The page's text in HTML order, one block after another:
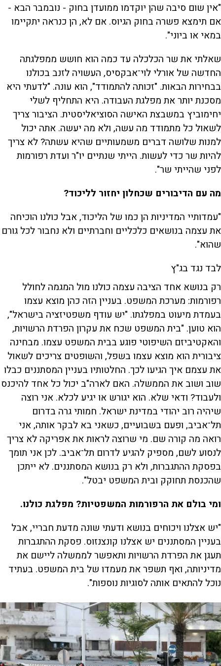
"אין שום סיבה שהן יוקדמו ממועדן בחוק - נובמבר הבא -
אם תימצא פשרה בחוק הגיוס. אם לא, הן כנראה יתקיימו
במאי או ביוני".
שאלתי את שר הכלכלה עד כמה הוא חושש ממפלגתה
החדשה של אורלי לוי־אבקסיס, העשויה לזנב בכולנו
בבחירות הבאות. "זכותה להתמודד", הוא עונה. "לדעתי היא
מסכנת יותר את מפלגת העבודה. היא התחליף לשלי
יחימוביץ במשבצת האישה הסוציאליסטית. הציבור צריך
לשאול כל מתמודד מה עשה, ולא מה יעשה. אתה יכול
למנות שלושה דברים משמעותיים שהיא עשתה? לא צריך
להיות שר כדי לעשות. הייתי שנתיים יו"ר ועדת רפורמות
לפני שהייתי שר".
מה עם הדיבורים שכחלון יחזור לליכוד?
"עמדותיי המדיניות הן כמו של הליכוד, אבל כולנו הוכיחה
את עצמה בנושאים כלכליים וחברתיים ולא נחבור לכל גורם
שהוא".
לבד נגד בג"ץ
רק בנושא אחד הציבה עצמה כולנו מול המגמה לחולל
רפורמות: מערכת המשפט. בעניין הזה כהן מוצא עצמו
בעמדת מיעוט במפלגתו. "יש עודף משפטיזציה בישראל",
הוא טוען. "בית המשפט שכח את עקרון הפרדת הרשויות,
והאקטיביזם השיפוטי פוגע בבית המשפט עצמו. מבחינה
ציבורית הוא מוצא עצמו בשפל, והשופטים צריכים לשאול
את עצמם איך הגיעו לכך. החלטותיו בעניין המסתננים כבלו
שוב ושוב את הממשלה. האם לארה"ב יכול כל אחד להיכנס
ולעבוד? ודאי שלא. הוא יגורש או יגיע לכלא. אני רוצה
שיהיה רוב יהודי במדינת ישראל. חמותי גרה בדרום
תל־אביב, ופעם בשבועיים, כשאני בא לבקר אותה, אני
רואה מה קורה שם. מי שרוצה לראות את אפריקה לא צריך
לנסוע לשם, מספיק להגיע לדרום תל־אביב. לכן אני תומך
בפסקת ההתגברות, ולא רק בנושא המסתננים. לא ייתכן
שהכנסת תחוקק ובית המשפט יבטל".
ומי בולם את הרפורמות המשפטיות? מפלגת כולנו.
"יש אצלנו ויכוחים בנושא ודעתי שונה מדעת חבריי, אבל
בעניין המסתננים יש אצלנו קונצנזוס. פסקת ההתגברות
תעגן את הפרדת הרשויות ותאפשר לממשלה ליישם את
מדיניותה, ואף תשפר את מעמדו של בית המשפט. בעתיד
נוכל להתאים אותה לסוגיות נוספות".